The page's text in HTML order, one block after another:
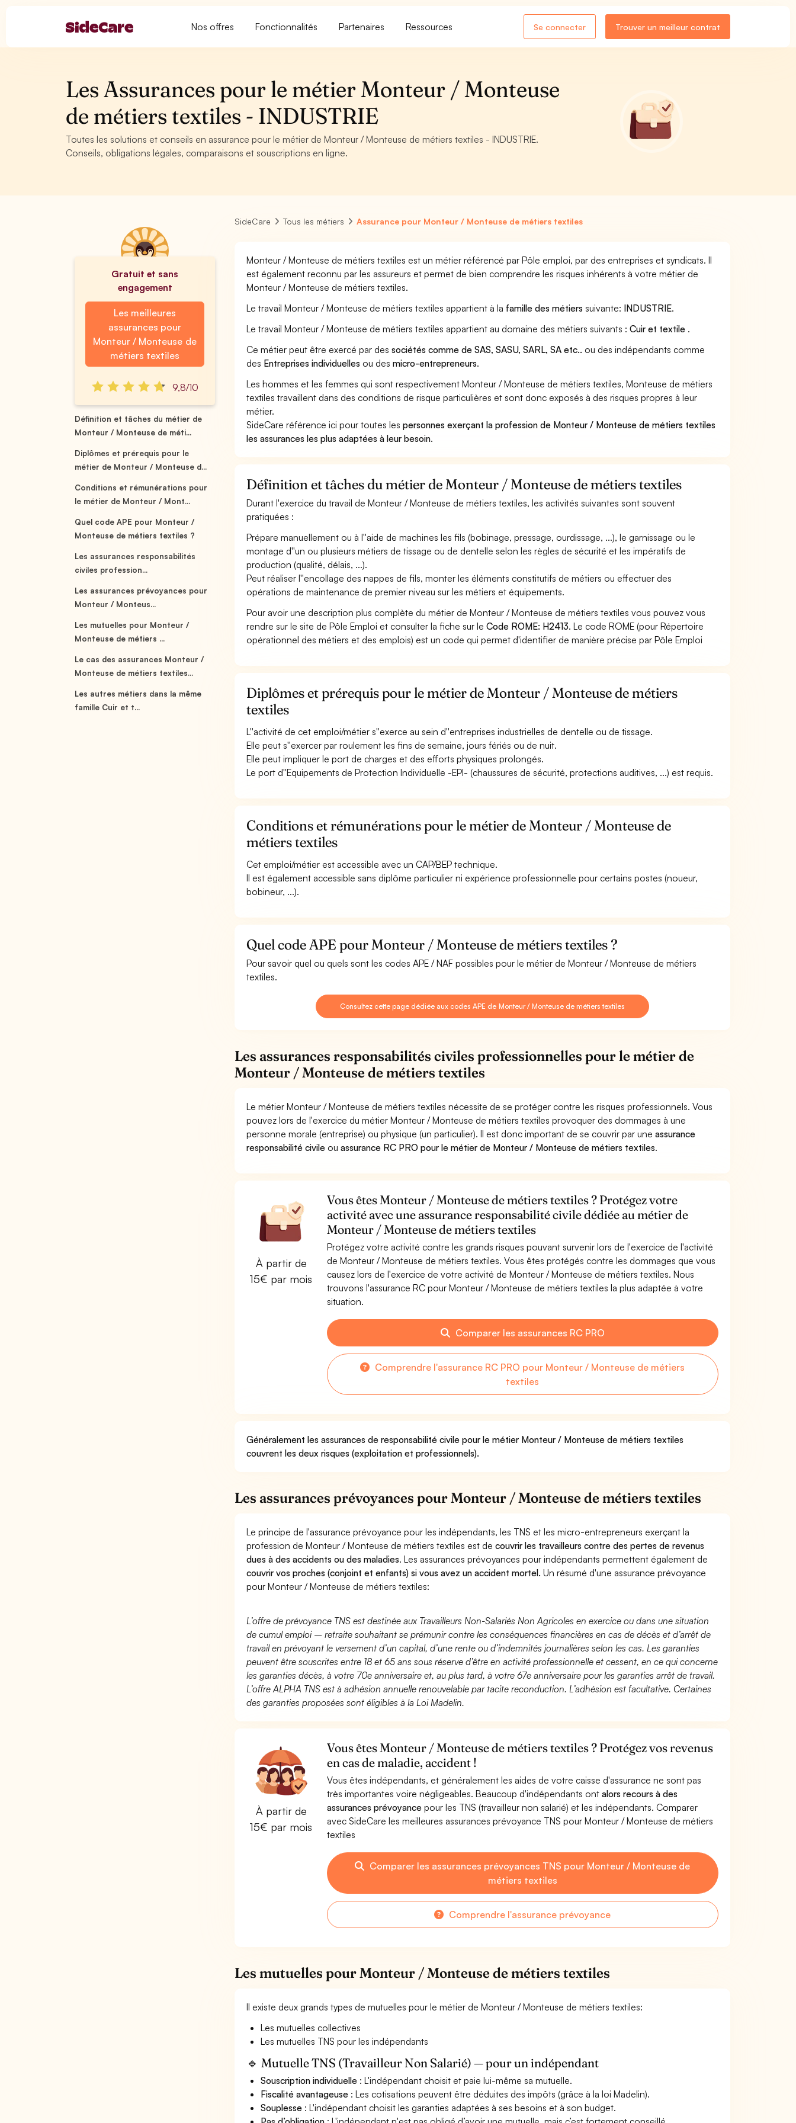
Nos offres Fonctionnalités Partenaires Ressources Se connecter Trouver un meilleur contrat
Les Assurances pour le métier Monteur / Monteuse
de métiers textiles - INDUSTRIE
Toutes les solutions et conseils en assurance pour le métier de Monteur / Monteuse de métiers textiles - INDUSTRIE.
Conseils, obligations légales, comparaisons et souscriptions en ligne.
Gratuit et sans
engagement
Les meilleures
assurances pour
Monteur / Monteuse de
métiers textiles
9,8/10
Définition et tâches du métier de
Monteur / Monteuse de méti...
Diplômes et prérequis pour le
métier de Monteur / Monteuse d...
Conditions et rémunérations pour
le métier de Monteur / Mont...
Quel code APE pour Monteur /
Monteuse de métiers textiles ?
Les assurances responsabilités
civiles profession...
Les assurances prévoyances pour
Monteur / Monteus...
Les mutuelles pour Monteur /
Monteuse de métiers ...
Le cas des assurances Monteur /
Monteuse de métiers textiles...
Les autres métiers dans la même
famille Cuir et t...
SideCare Tous les métiers Assurance pour Monteur / Monteuse de métiers textiles
Monteur / Monteuse de métiers textiles est un métier référencé par Pôle emploi, par des entreprises et syndicats. Il
est également reconnu par les assureurs et permet de bien comprendre les risques inhérents à votre métier de
Monteur / Monteuse de métiers textiles.
Le travail Monteur / Monteuse de métiers textiles appartient à la famille des métiers suivante: INDUSTRIE.
Le travail Monteur / Monteuse de métiers textiles appartient au domaine des métiers suivants :Cuir et textile .
Ce métier peut être exercé par dessociétés comme de SAS, SASU, SARL, SA etc.. ou des indépendants comme
des Entreprises individuelles ou desmicro-entrepreneurs.
Les hommes et les femmes qui sont respectivement Monteur / Monteuse de métiers textiles, Monteuse de métiers
textiles travaillent dans des conditions de risque particulières et sont donc exposés à des risques propres à leur
métier.
SideCare référence ici pour toutes lespersonnes exerçant la profession de Monteur / Monteuse de métiers textiles
les assurances les plus adaptées à leur besoin.
Définition et tâches du métier de Monteur / Monteuse de métiers textiles
Durant l'exercice du travail de Monteur / Monteuse de métiers textiles, les activités suivantes sont souvent
pratiquées :
Prépare manuellement ou à l''aide de machines les fils (bobinage, pressage, ourdissage, ...), le garnissage ou le
montage d''un ou plusieurs métiers de tissage ou de dentelle selon les règles de sécurité et les impératifs de
production (qualité, délais, ...).
Peut réaliser l''encollage des nappes de fils, monter les éléments constitutifs de métiers ou effectuer des
opérations de maintenance de premier niveau sur les métiers et équipements.
Pour avoir une description plus complète du métier de Monteur / Monteuse de métiers textiles vous pouvez vous
rendre sur le site de Pôle Emploi et consulter la fiche sur leCode ROME: H2413. Le code ROME (pour Répertoire
opérationnel des métiers et des emplois) est un code qui permet d'identifier de manière précise par Pôle Emploi
Diplômes et prérequis pour le métier de Monteur / Monteuse de métiers
textiles
L''activité de cet emploi/métier s''exerce au sein d''entreprises industrielles de dentelle ou de tissage.
Elle peut s''exercer par roulement les fins de semaine, jours fériés ou de nuit.
Elle peut impliquer le port de charges et des efforts physiques prolongés.
Le port d''Equipements de Protection Individuelle -EPI- (chaussures de sécurité, protections auditives, ...) est requis.
Conditions et rémunérations pour le métier de Monteur / Monteuse de
métiers textiles
Cet emploi/métier est accessible avec un CAP/BEP technique.
Il est également accessible sans diplôme particulier ni expérience professionnelle pour certains postes (noueur,
bobineur, ...).
Quel code APE pour Monteur / Monteuse de métiers textiles ?
Pour savoir quel ou quels sont les codes APE / NAF possibles pour le métier de Monteur / Monteuse de métiers
textiles.
Consultez cette page dédiée aux codes APE de Monteur / Monteuse de métiers textiles
Les assurances responsabilités civiles professionnelles pour le métier de
Monteur / Monteuse de métiers textiles
Le métier Monteur / Monteuse de métiers textiles nécessite de se protéger contre les risques professionnels. Vous
pouvez lors de l'exercice du métier Monteur / Monteuse de métiers textiles provoquer des dommages à une
personne morale (entreprise) ou physique (un particulier). Il est donc important de se couvrir par uneassurance
responsabilité civile ouassurance RC PRO pour le métier de Monteur / Monteuse de métiers textiles.
À partir de
15€ par mois
Vous êtes Monteur / Monteuse de métiers textiles ? Protégez votre
activité avec une assurance responsabilité civile dédiée au métier de
Monteur / Monteuse de métiers textiles
Protégez votre activité contre les grands risques pouvant survenir lors de l'exercice de l'activité
de Monteur / Monteuse de métiers textiles. Vous êtes protégés contre les dommages que vous
causez lors de l'exercice de votre activité de Monteur / Monteuse de métiers textiles. Nous
trouvons l'assurance RC pour Monteur / Monteuse de métiers textiles la plus adaptée à votre
situation.
Comparer les assurances RC PRO
Comprendre l'assurance RC PRO pour Monteur / Monteuse de métiers
textiles
Généralement les assurances de responsabilité civile pour le métier Monteur / Monteuse de métiers textiles
couvrent les deux risques (exploitation et professionnels).
Les assurances prévoyances pour Monteur / Monteuse de métiers textiles
Le principe de l'assurance prévoyance pour les indépendants, les TNS et les micro-entrepreneurs exerçant la
profession de Monteur / Monteuse de métiers textiles est decouvrir les travailleurs contre des pertes de revenus
dues à des accidents ou des maladies. Les assurances prévoyances pour indépendants permettent également de
couvrir vos proches (conjoint et enfants) si vous avez un accident mortel. Un résumé d'une assurance prévoyance
pour Monteur / Monteuse de métiers textiles:
L’offre de prévoyance TNS est destinée aux Travailleurs Non-Salariés Non Agricoles en exercice ou dans une situation
de cumul emploi – retraite souhaitant se prémunir contre les conséquences financières en cas de décès et d’arrêt de
travail en prévoyant le versement d’un capital, d’une rente ou d’indemnités journalières selon les cas. Les garanties
peuvent être souscrites entre 18 et 65 ans sous réserve d’être en activité professionnelle et cessent, en ce qui concerne
les garanties décès, à votre 70e anniversaire et, au plus tard, à votre 67e anniversaire pour les garanties arrêt de travail.
L’offre ALPHA TNS est à adhésion annuelle renouvelable par tacite reconduction. L’adhésion est facultative. Certaines
des garanties proposées sont éligibles à la Loi Madelin.
À partir de
15€ par mois
Vous êtes Monteur / Monteuse de métiers textiles ? Protégez vos revenus
en cas de maladie, accident !
Vous êtes indépendants, et généralement les aides de votre caisse d'assurance ne sont pas
très importantes voire négligeables. Beaucoup d'indépendants ont alors recours à des
assurances prévoyancepour les TNS (travailleur non salarié) et les indépendants. Comparer
avec SideCare les meilleures assurances prévoyance TNS pour Monteur / Monteuse de métiers
textiles
Comparer les assurances prévoyances TNS pour Monteur / Monteuse de
métiers textiles
Comprendre l'assurance prévoyance
Les mutuelles pour Monteur / Monteuse de métiers textiles
Il existe deux grands types de mutuelles pour le métier de Monteur / Monteuse de métiers textiles:
Les mutuelles collectives
Les mutuelles TNS pour les indépendants
🔹 Mutuelle TNS (Travailleur Non Salarié) — pour un indépendant
Souscription individuelle : L'indépendant choisit et paie lui-même sa mutuelle.
Fiscalité avantageuse : Les cotisations peuvent être déduites des impôts (grâce à la loi Madelin).
Souplesse : L'indépendant choisit les garanties adaptées à ses besoins et à son budget.